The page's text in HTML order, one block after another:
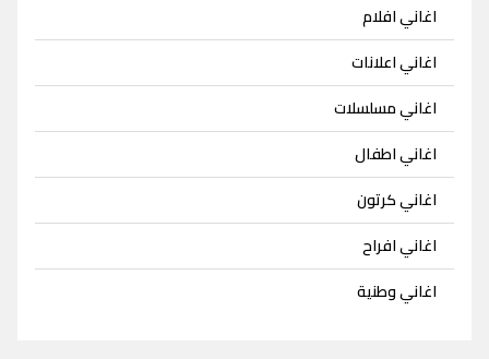
اغاني افلام
اغاني اعلانات
اغاني مسلسلات
اغاني اطفال
اغاني كرتون
اغاني افراح
اغاني وطنية